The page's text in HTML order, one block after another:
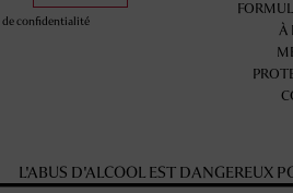
de confidentialité
À
L'ABUS D'ALCOOL EST DANGEREUX